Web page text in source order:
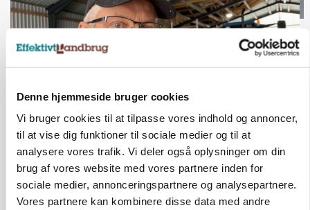
Denne hjemmeside bruger cookies
Vi bruger cookies til at tilpasse vores indhold og annoncer,
til at vise dig funktioner til sociale medier og til at
analysere vores trafik. Vi deler også oplysninger om din
brug af vores website med vores partnere inden for
sociale medier, annonceringspartnere og analysepartnere.
Vores partnere kan kombinere disse data med andre
POLITIK
»Nu stopper I«: Landbrugsdebattør og
protestgruppe vil demonstrere mod ny
gødskningslov